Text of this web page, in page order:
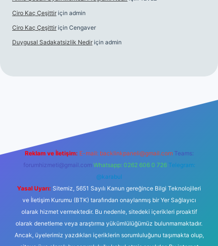
Ciro Kaç Çeşittir için admin
Ciro Kaç Çeşittir için Cengaver
Duygusal Sadakatsizlik Nedir için admin
Reklam ve İletişim: E-mail: backlinkpaneli@gmail.com Teams:
forumhizmeti@gmail.com Whatsapp: 0262 606 0 726 Telegram:
@karabul
Yasal Uyarı: Sitemiz, 5651 Sayılı Kanun gereğince Bilgi Teknolojileri
ve İletişim Kurumu (BTK) tarafından onaylanmış bir Yer Sağlayıcı
olarak hizmet vermektedir. Bu nedenle, sitedeki içerikleri proaktif
olarak denetleme veya araştırma yükümlülüğümüz bulunmamaktadır.
Ancak, üyelerimiz yazdıkları içeriklerin sorumluluğunu taşımakta olup,